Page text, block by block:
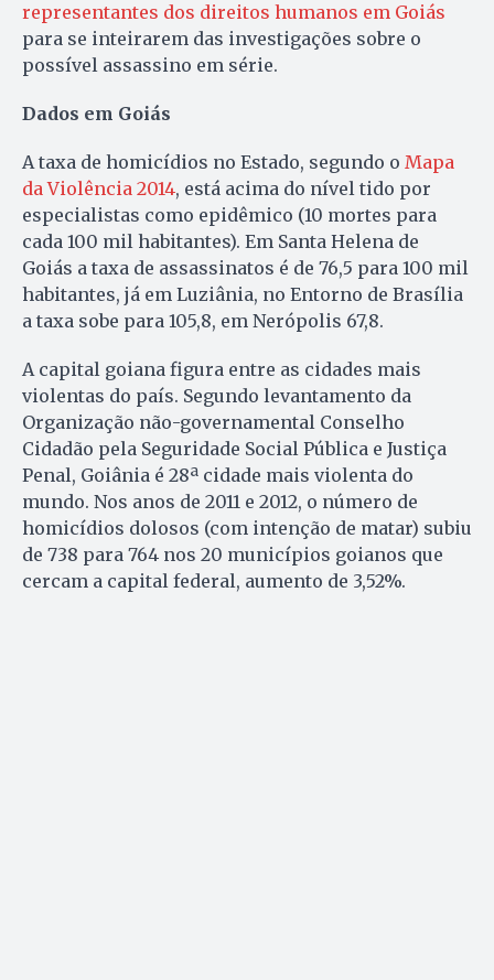
representantes dos direitos humanos em Goiás
para se inteirarem das investigações sobre o
possível assassino em série.
Dados em Goiás
A taxa de homicídios no Estado, segundo o Mapa
da Violência 2014, está acima do nível tido por
especialistas como epidêmico (10 mortes para
cada 100 mil habitantes). Em Santa Helena de
Goiás a taxa de assassinatos é de 76,5 para 100 mil
habitantes, já em Luziânia, no Entorno de Brasília
a taxa sobe para 105,8, em Nerópolis 67,8.
A capital goiana figura entre as cidades mais
violentas do país. Segundo levantamento da
Organização não-governamental Conselho
Cidadão pela Seguridade Social Pública e Justiça
Penal, Goiânia é 28ª cidade mais violenta do
mundo. Nos anos de 2011 e 2012, o número de
homicídios dolosos (com intenção de matar) subiu
de 738 para 764 nos 20 municípios goianos que
cercam a capital federal, aumento de 3,52%.